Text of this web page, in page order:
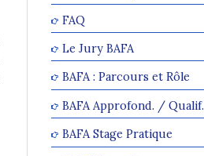
FAQ
Le Jury BAFA
BAFA : Parcours et Rôle
BAFA Approfond. / Qualif.
BAFA Stage Pratique